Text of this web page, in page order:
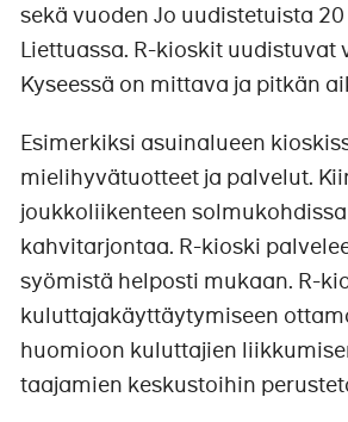
sekä vuoden Jo uudistetuista
Liettuassa. R-kioskit
Kyseessä on mittava ja pitkän
Esimerkiksi asuinalueen
mielihyvätuotteet ja palvelut.
joukkoliikenteen
kahvitarjontaa. R-kioski
syömistä helposti mukaan. R-
kuluttajakäyttäytymiseen
huomioon kuluttajien
taajamien keskustoihin